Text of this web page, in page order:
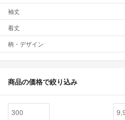
袖丈
着丈
柄・デザイン
商品の価格で絞り込み